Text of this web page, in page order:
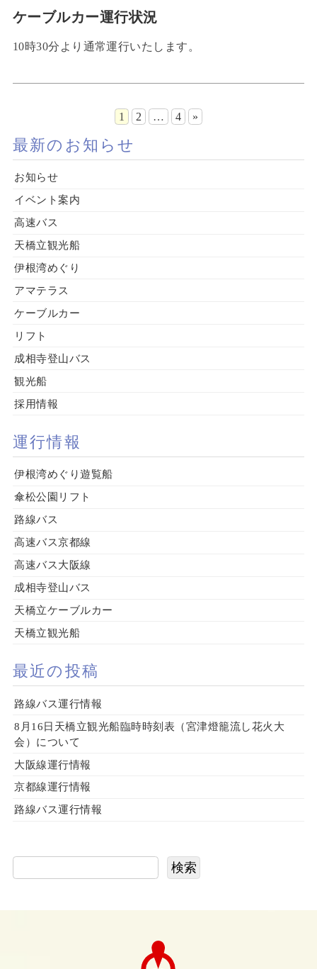
ケーブルカー運行状況
10時30分より通常運行いたします。
1 2 … 4 »
最新のお知らせ
お知らせ
イベント案内
高速バス
天橋立観光船
伊根湾めぐり
アマテラス
ケーブルカー
リフト
成相寺登山バス
観光船
採用情報
運行情報
伊根湾めぐり遊覧船
傘松公園リフト
路線バス
高速バス京都線
高速バス大阪線
成相寺登山バス
天橋立ケーブルカー
天橋立観光船
最近の投稿
路線バス運行情報
8月16日天橋立観光船臨時時刻表（宮津燈籠流し花火大
会）について
大阪線運行情報
京都線運行情報
路線バス運行情報
検索